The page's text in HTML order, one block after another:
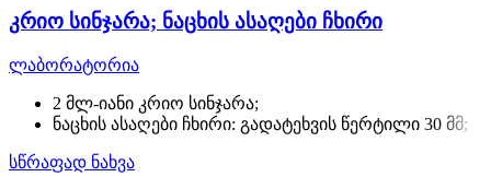
კრიო სინჯარა; ნაცხის ასაღები ჩხირი
ლაბორატორია
2 მლ-იანი კრიო სინჯარა;
ნაცხის ასაღები ჩხირი: გადატეხვის წერტილი 30 მმ;
სწრაფად ნახვა